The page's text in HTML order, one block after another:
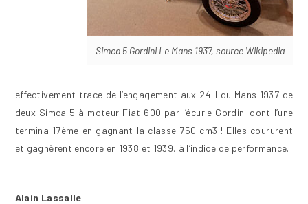
Simca 5 Gordini Le Mans 1937, source Wikipedia
effectivement trace de l’engagement aux 24H du Mans 1937 de
deux Simca 5 à moteur Fiat 600 par l’écurie Gordini dont l’une
termina 17ème en gagnant la classe 750 cm3 ! Elles coururent
et gagnèrent encore en 1938 et 1939, à l’indice de performance.
Alain Lassalle